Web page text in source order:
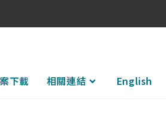
下載 相關連結 English